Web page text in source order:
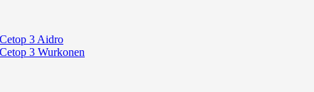
3 Aidro
3 Wurkonen